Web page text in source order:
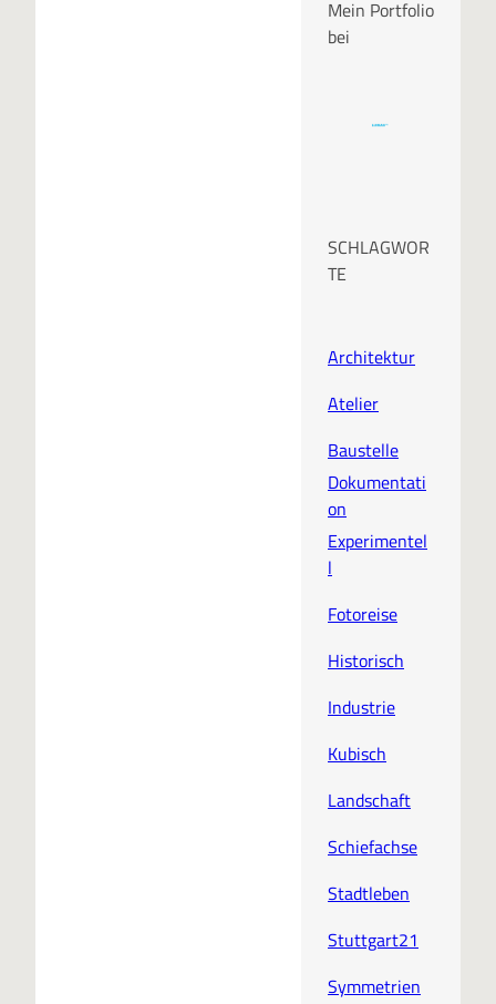
Mein Portfolio
bei
SCHLAGWOR
TE
Architektur
Atelier
Baustelle
Dokumentati
on
Experimentel
l
Fotoreise
Historisch
Industrie
Kubisch
Landschaft
Schiefachse
Stadtleben
Stuttgart21
Symmetrien